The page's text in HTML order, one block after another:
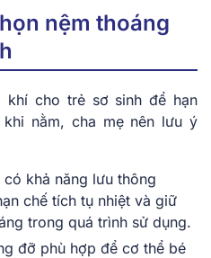
nệm thoáng
khí cho trẻ sơ sinh để hạn
nằm, cha mẹ nên lưu ý
khả năng lưu thông
chế tích tụ nhiệt và giữ
trong quá trình sử dụng.
đỡ phù hợp để cơ thể bé